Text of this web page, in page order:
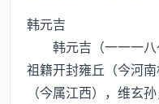
韩元吉
韩元吉（一一一八
祖籍开封雍丘（今河
（今属江西），维玄